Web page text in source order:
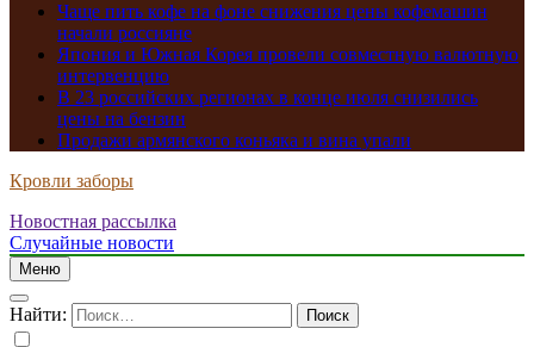
Чаще пить кофе на фоне снижения цены кофемашин
начали россияне
Япония и Южная Корея провели совместную валютную
интервенцию
В 23 российских регионах в конце июля снизились
цены на бензин
Продажи армянского коньяка и вина упали
Кровли заборы
Новостная рассылка
Случайные новости
Меню
Найти: